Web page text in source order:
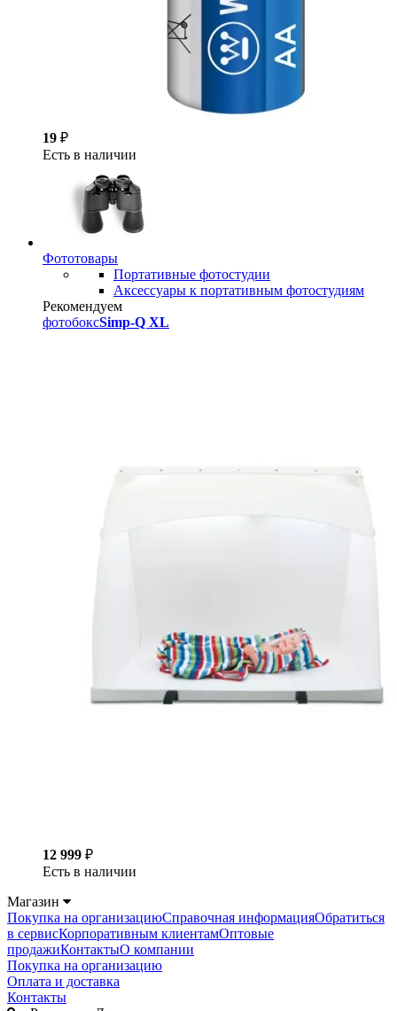
19 ₽
Есть в наличии
Фототовары
Портативные фотостудии
Аксессуары к портативным фотостудиям
Рекомендуем
фотобоксSimp-Q XL
12 999 ₽
Есть в наличии
Магазин
Покупка на организациюСправочная информацияОбратиться
в сервисКорпоративным клиентамОптовые
продажиКонтактыО компании
Покупка на организацию
Оплата и доставка
Контакты